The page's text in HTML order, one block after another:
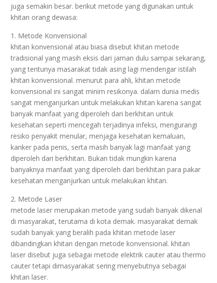
juga semakin besar. berikut metode yang digunakan untuk
khitan orang dewasa:
1. Metode Konvensional
khitan konvensional atau biasa disebut khitan metode
tradisional yang masih eksis dari jaman dulu sampai sekarang,
yang tentunya masarakat tidak asing lagi mendengar istilah
khitan konvensional. menurut para ahli, khitan metode
konvensional ini sangat minim resikonya. dalam dunia medis
sangat menganjurkan untuk melakukan khitan karena sangat
banyak manfaat yang diperoleh dari berkhitan untuk
kesehatan seperti mencegah terjadinya infeksi, mengurangi
resiko penyakit menular, menjaga kesehatan kemaluan,
kanker pada penis, serta masih banyak lagi manfaat yang
diperoleh dari berkhitan. Bukan tidak mungkin karena
banyaknya manfaat yang diperoleh dari berkhitan para pakar
kesehatan menganjurkan untuk melakukan khitan.
2. Metode Laser
metode laser merupakan metode yang sudah banyak dikenal
di masyarakat, terutama di kota demak. masyarakat demak
sudah banyak yang beralih pada khitan metode laser
dibandingkan khitan dengan metode konvensional. khitan
laser disebut juga sebagai metode elektrik cauter atau thermo
cauter tetapi dimasyarakat sering menyebutnya sebagai
khitan laser.